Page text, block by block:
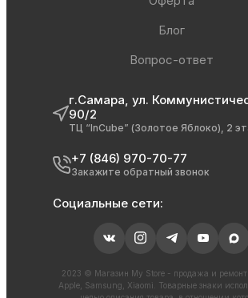
Блог
Вопрос-ответ
г.Самара, ул.
90/2
ТЦ “InCube” (Золотое Яблоко), 2
+7 (846) 970-70-77
Закажите обратный звонок
Социальные сети:
2023 © Магазин My Store - продажа и ремонт
Apple, Samsung, Xiaomi. Товарные знаки